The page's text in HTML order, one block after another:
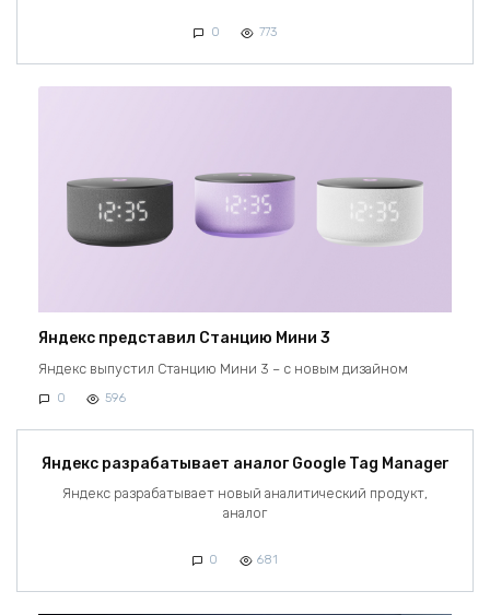
0 773
Яндекс представил Станцию Мини 3
Яндекс выпустил Станцию Мини 3 – с новым дизайном
0 596
Яндекс разрабатывает аналог Google Tag Manager
Яндекс разрабатывает новый аналитический продукт,
аналог
0 681